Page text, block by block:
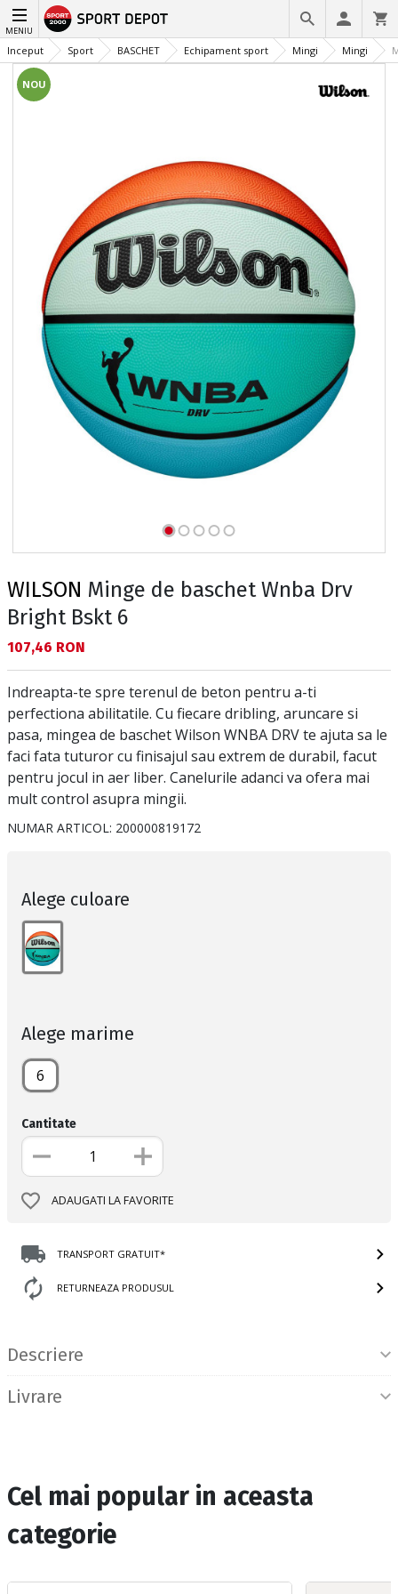
MENIU
Inceput Sport BASCHET Echipament sport Mingi Mingi
NOU
WILSON Minge de baschet Wnba Drv
Bright Bskt 6
Текуща цена:
107,46 RON
Indreapta-te spre terenul de beton pentru a-ti
perfectiona abilitatile. Cu fiecare dribling, aruncare si
pasa, mingea de baschet Wilson WNBA DRV te ajuta sa le
faci fata tuturor cu finisajul sau extrem de durabil, facut
pentru jocul in aer liber. Canelurile adanci va ofera mai
mult control asupra mingii.
NUMAR ARTICOL: 200000819172
Alege culoare
Alege marime
6
Cantitate
ADAUGATI LA FAVORITE
TRANSPORT GRATUIT*
RETURNEAZA PRODUSUL
Descriere
Livrare
Cel mai popular in aceasta
categorie